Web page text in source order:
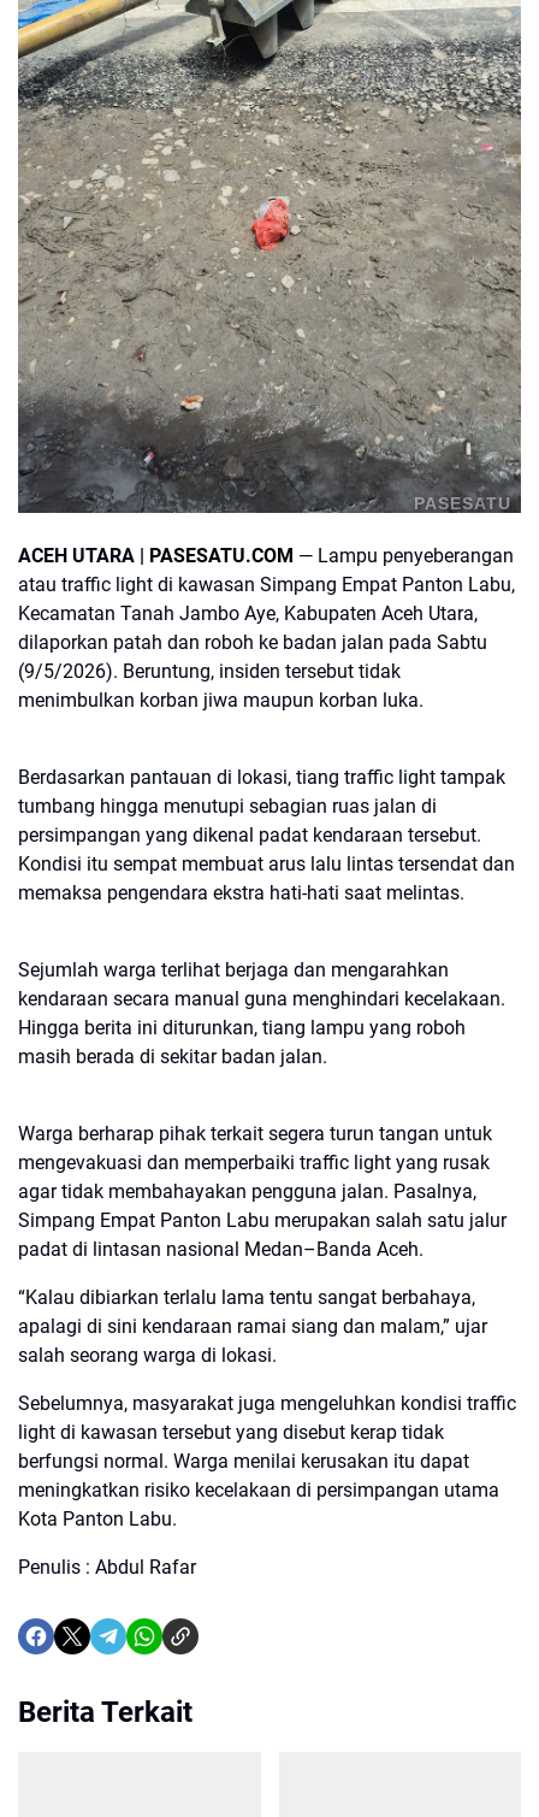
PASESATU
ACEH UTARA | PASESATU.COM — Lampu penyeberangan
atau traffic light di kawasan Simpang Empat Panton Labu,
Kecamatan Tanah Jambo Aye, Kabupaten Aceh Utara,
dilaporkan patah dan roboh ke badan jalan pada Sabtu
(9/5/2026). Beruntung, insiden tersebut tidak
menimbulkan korban jiwa maupun korban luka.
Berdasarkan pantauan di lokasi, tiang traffic light tampak
tumbang hingga menutupi sebagian ruas jalan di
persimpangan yang dikenal padat kendaraan tersebut.
Kondisi itu sempat membuat arus lalu lintas tersendat dan
memaksa pengendara ekstra hati-hati saat melintas.
Sejumlah warga terlihat berjaga dan mengarahkan
kendaraan secara manual guna menghindari kecelakaan.
Hingga berita ini diturunkan, tiang lampu yang roboh
masih berada di sekitar badan jalan.
Warga berharap pihak terkait segera turun tangan untuk
mengevakuasi dan memperbaiki traffic light yang rusak
agar tidak membahayakan pengguna jalan. Pasalnya,
Simpang Empat Panton Labu merupakan salah satu jalur
padat di lintasan nasional Medan–Banda Aceh.
“Kalau dibiarkan terlalu lama tentu sangat berbahaya,
apalagi di sini kendaraan ramai siang dan malam,” ujar
salah seorang warga di lokasi.
Sebelumnya, masyarakat juga mengeluhkan kondisi traffic
light di kawasan tersebut yang disebut kerap tidak
berfungsi normal. Warga menilai kerusakan itu dapat
meningkatkan risiko kecelakaan di persimpangan utama
Kota Panton Labu.
Penulis : Abdul Rafar
Berita Terkait